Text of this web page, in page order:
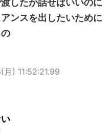
ンスを出したいために
) 11:52:21.99